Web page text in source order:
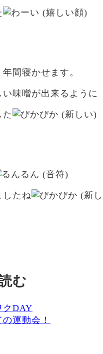
間寝かせます。
味噌が出来るように
したね
む
DAY
運動会！